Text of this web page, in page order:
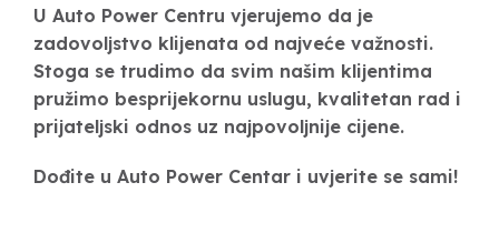
U Auto Power Centru vjerujemo da je
zadovoljstvo klijenata od najveće važnosti.
Stoga se trudimo da svim našim klijentima
pružimo besprijekornu uslugu, kvalitetan rad i
prijateljski odnos uz najpovoljnije cijene.
Dođite u Auto Power Centar i uvjerite se sami!